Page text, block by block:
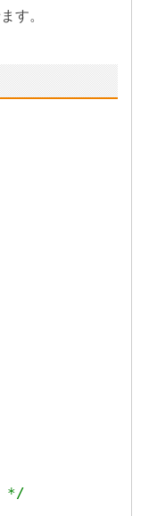
す。
*/